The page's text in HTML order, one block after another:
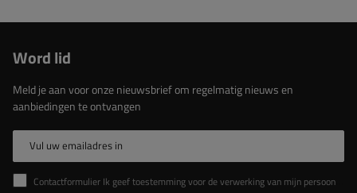
Word lid
Meld je aan voor onze nieuwsbrief om regelmatig nieuws en
aanbiedingen te ontvangen
Vul uw emailadres in
Contactformulier Ik geef toestemming voor de verwerking van mijn persoonlijke gegevens in het contactformulier in overeenstemming met de Verordening van het Europees Parlement en de Raad (EU)